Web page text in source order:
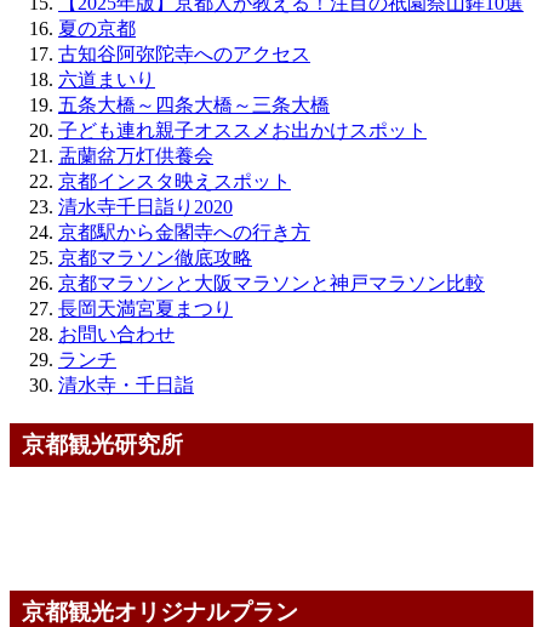
夏の京都
古知谷阿弥陀寺へのアクセス
六道まいり
五条大橋～四条大橋～三条大橋
子ども連れ親子オススメお出かけスポット
盂蘭盆万灯供養会
京都インスタ映えスポット
清水寺千日詣り2020
京都駅から金閣寺への行き方
京都マラソン徹底攻略
京都マラソンと大阪マラソンと神戸マラソン比較
長岡天満宮夏まつり
お問い合わせ
ランチ
清水寺・千日詣
京都観光研究所
京都観光オリジナルプラン